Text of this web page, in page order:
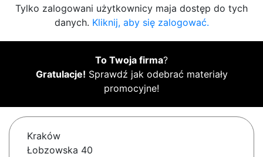
Tylko zalogowani użytkownicy maja dostęp do tych
danych. Kliknij, aby się zalogować.
To Twoja firma?
Gratulacje! Sprawdź jak odebrać materiały
promocyjne!
Kraków
Łobzowska 40